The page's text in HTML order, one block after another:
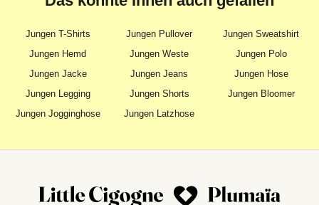
Jungen T-Shirts Jungen Pullover
Jungen Sweatshirt
Jungen Hemd
Jungen Weste
Jungen Polo
Jungen Jacke
Jungen Jeans
Jungen Hose
Jungen Legging
Jungen Shorts
Jungen Bloomer
Jungen Jogginghose
Jungen Latzhose